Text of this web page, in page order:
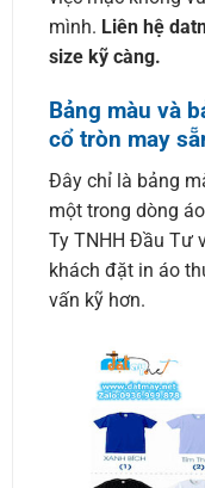
mình. Liên hệ
size kỹ càng.
Bảng màu và
cổ tròn may
Đây chỉ là bảng
một trong dòng
Ty TNHH Đầu Tư
khách đặt in áo
vấn kỹ hơn.